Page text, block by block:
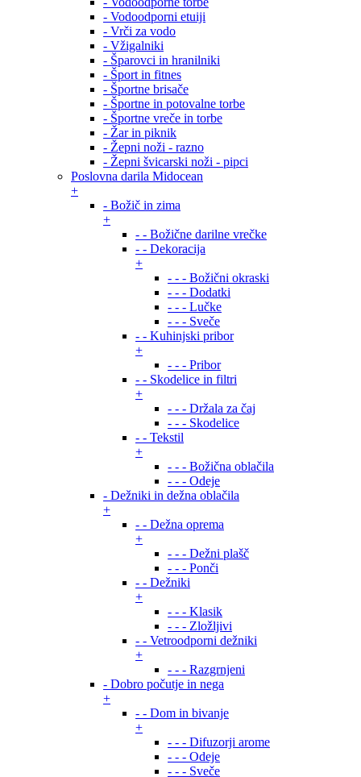
- Vodoodporni etuiji
- Vrči za vodo
- Vžigalniki
- Šparovci in hranilniki
- Šport in fitnes
- Športne brisače
- Športne in potovalne torbe
- Športne vreče in torbe
- Žar in piknik
- Žepni noži - razno
- Žepni švicarski noži - pipci
Poslovna darila Midocean
+
- Božič in zima
+
- - Božične darilne vrečke
- - Dekoracija
+
- - - Božični okraski
- - - Dodatki
- - - Lučke
- - - Sveče
- - Kuhinjski pribor
+
- - - Pribor
- - Skodelice in filtri
+
- - - Držala za čaj
- - - Skodelice
- - Tekstil
+
- - - Božična oblačila
- - - Odeje
- Dežniki in dežna oblačila
+
- - Dežna oprema
+
- - - Dežni plašč
- - - Ponči
- - Dežniki
+
- - - Klasik
- - - Zložljivi
- - Vetroodporni dežniki
+
- - - Razgrnjeni
- Dobro počutje in nega
+
- - Dom in bivanje
+
- - - Difuzorji arome
- - - Odeje
- - - Sveče